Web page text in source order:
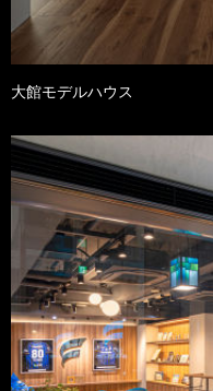
大館モデルハウス